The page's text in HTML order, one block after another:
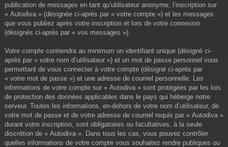
publication de messages en tant qu’utilisateur anonyme, l’inscription sur
« Autodiva » (désignée ci-après par « votre compte ») et les messages
que vous publiez après votre inscription et lors de votre connexion
(désignés ci-après par « vos messages »).
Votre compte contiendra au minimum un identifiant unique (désigné ci-
après par « votre nom d’utilisateur ») et un mot de passe personnel vous
permettant de vous connecter à votre compte (désigné ci-après par
« votre mot de passe ») et une adresse de courriel personnelle. Les
informations de votre compte sur « Autodiva » sont protégées par les lois
de protection des données applicables dans le pays qui héberge notre
serveur. Toutes les informations, en-dehors de votre nom d’utilisateur, de
votre mot de passe et de votre adresse de courriel requis par « Autodiva »
durant votre inscription, sont obligatoires ou facultatives, à la seule
discrétion de « Autodiva ». Dans tous les cas, vous pouvez contrôler
quelles informations de votre compte vous souhaitez rendre publiques ou